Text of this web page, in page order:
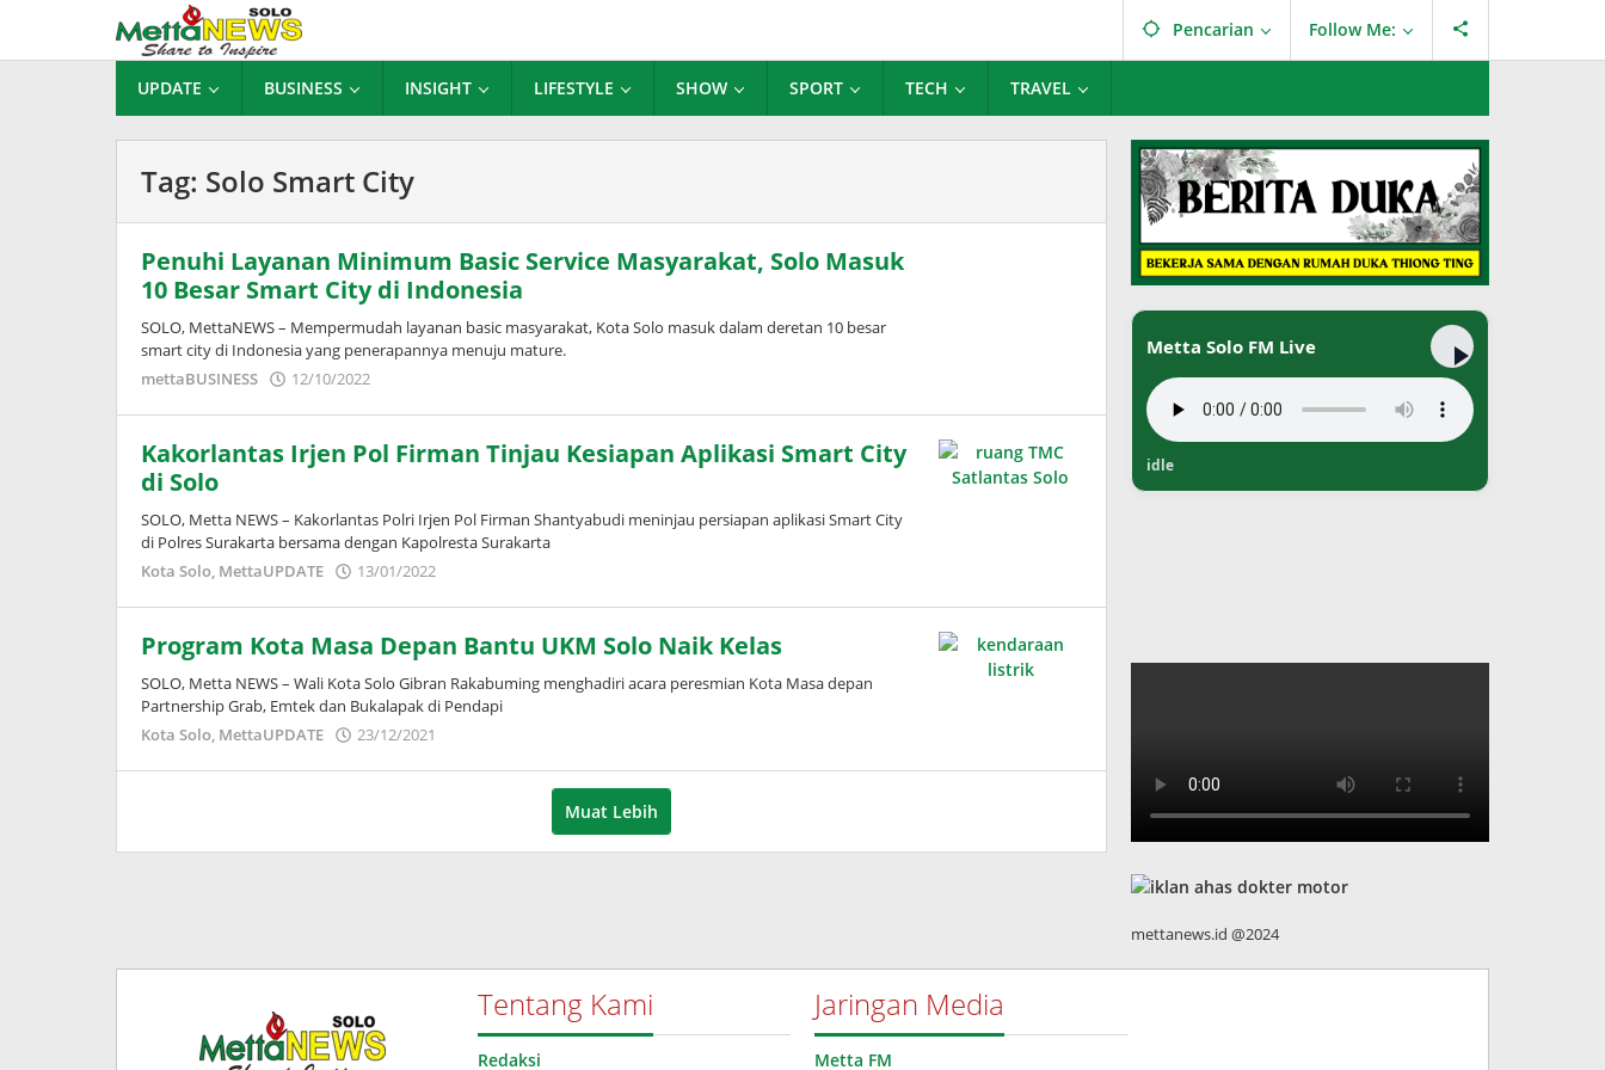
konten
Pencarian Follow Me:
UPDATE BUSINESS INSIGHT LIFESTYLE SHOW SPORT TECH TRAVEL
Tag: Solo Smart City
Penuhi Layanan Minimum Basic Service Masyarakat, Solo Masuk
10 Besar Smart City di Indonesia
SOLO, MettaNEWS – Mempermudah layanan basic masyarakat, Kota Solo masuk dalam deretan 10 besar
smart city di Indonesia yang penerapannya menuju mature.
mettaBUSINESS
12/10/2022
Kakorlantas Irjen Pol Firman Tinjau Kesiapan Aplikasi Smart City
di Solo
SOLO, Metta NEWS – Kakorlantas Polri Irjen Pol Firman Shantyabudi meninjau persiapan aplikasi Smart City
di Polres Surakarta bersama dengan Kapolresta Surakarta
Kota Solo, MettaUPDATE 13/01/2022
Program Kota Masa Depan Bantu UKM Solo Naik Kelas
SOLO, Metta NEWS – Wali Kota Solo Gibran Rakabuming menghadiri acara peresmian Kota Masa depan
Partnership Grab, Emtek dan Bukalapak di Pendapi
Kota Solo, MettaUPDATE 23/12/2021
Muat Lebih
Metta Solo FM Live
idle
mettanews.id @2024
Tentang Kami
Redaksi
Jaringan Media
Metta FM